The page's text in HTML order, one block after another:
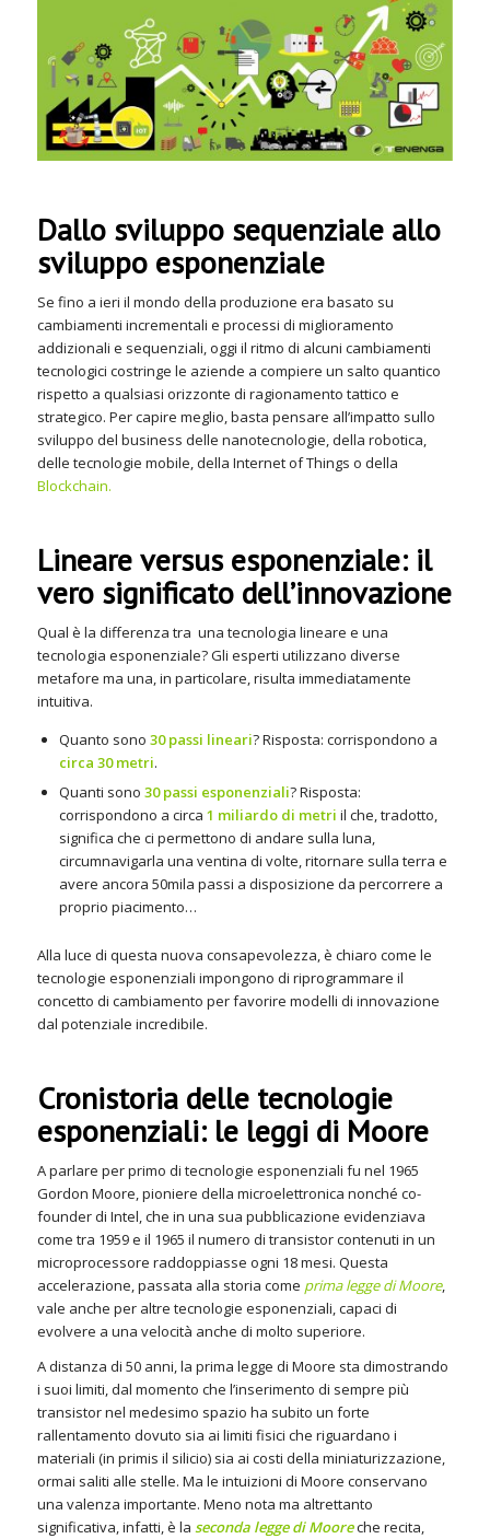
Dallo sviluppo sequenziale allo
sviluppo esponenziale
Se fino a ieri il mondo della produzione era basato su
cambiamenti incrementali e processi di miglioramento
addizionali e sequenziali, oggi il ritmo di alcuni cambiamenti
tecnologici costringe le aziende a compiere un salto quantico
rispetto a qualsiasi orizzonte di ragionamento tattico e
strategico. Per capire meglio, basta pensare all’impatto sullo
sviluppo del business delle nanotecnologie, della robotica,
delle tecnologie mobile, della Internet of Things o della
Blockchain.
Lineare versus esponenziale: il
vero significato dell’innovazione
Qual è la differenza tra una tecnologia lineare e una
tecnologia esponenziale? Gli esperti utilizzano diverse
metafore ma una, in particolare, risulta immediatamente
intuitiva.
Quanto sono 30 passi lineari? Risposta: corrispondono a
circa 30 metri.
Quanti sono 30 passi esponenziali? Risposta:
corrispondono a circa 1 miliardo di metri il che, tradotto,
significa che ci permettono di andare sulla luna,
circumnavigarla una ventina di volte, ritornare sulla terra e
avere ancora 50mila passi a disposizione da percorrere a
proprio piacimento…
Alla luce di questa nuova consapevolezza, è chiaro come le
tecnologie esponenziali impongono di riprogrammare il
concetto di cambiamento per favorire modelli di innovazione
dal potenziale incredibile.
Cronistoria delle tecnologie
esponenziali: le leggi di Moore
A parlare per primo di tecnologie esponenziali fu nel 1965
Gordon Moore, pioniere della microelettronica nonché co-
founder di Intel, che in una sua pubblicazione evidenziava
come tra 1959 e il 1965 il numero di transistor contenuti in un
microprocessore raddoppiasse ogni 18 mesi. Questa
accelerazione, passata alla storia come prima legge di Moore,
vale anche per altre tecnologie esponenziali, capaci di
evolvere a una velocità anche di molto superiore.
A distanza di 50 anni, la prima legge di Moore sta dimostrando
i suoi limiti, dal momento che l’inserimento di sempre più
transistor nel medesimo spazio ha subito un forte
rallentamento dovuto sia ai limiti fisici che riguardano i
materiali (in primis il silicio) sia ai costi della miniaturizzazione,
ormai saliti alle stelle. Ma le intuizioni di Moore conservano
una valenza importante. Meno nota ma altrettanto
significativa, infatti, è la seconda legge di Mooreche recita,